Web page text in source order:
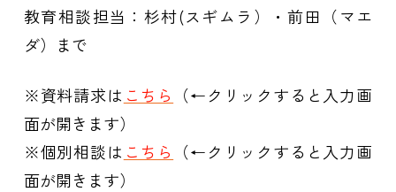
教育相談担当：杉村(スギムラ）・前田（マエ
ダ）まで
※資料請求は こちら
（←クリックすると入力画
面が開きます）
※個別相談は こちら
（←クリックすると入力画
面が開きます）